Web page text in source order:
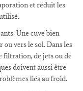
et réduit les
Une cuve bien
vers le sol. Dans les
filtration, de jets ou de
doivent aussi être
liés au froid.